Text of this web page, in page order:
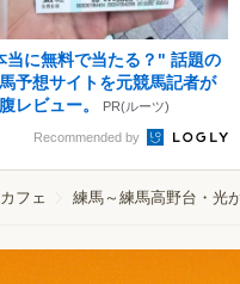
当に無料で当たる？" 話題の
予想サイトを元競馬記者が
レビュー。
PR(ルーツ)
Recommended by
フェ 練馬～練馬高野台・光